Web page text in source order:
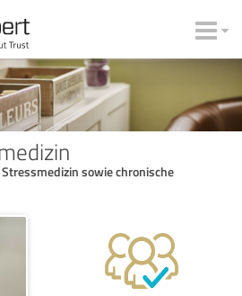
sowie chronische